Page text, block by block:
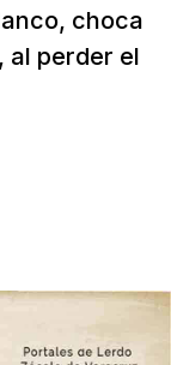
choca
al perder el